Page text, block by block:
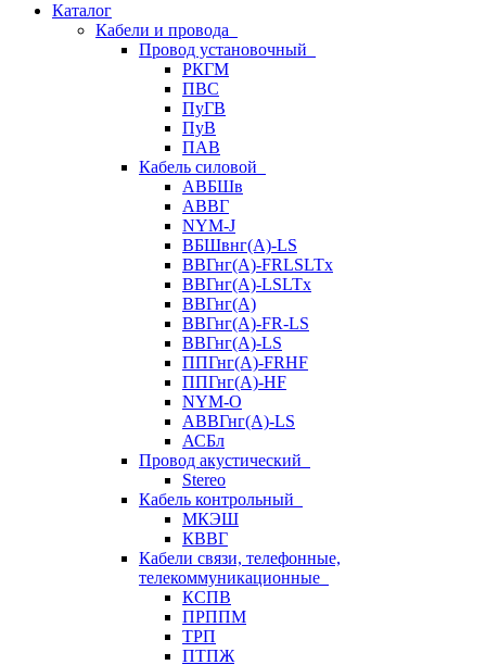
Каталог
Кабели и провода
Провод установочный
РКГМ
ПВС
ПуГВ
ПуВ
ПАВ
Кабель силовой
АВБШв
АВВГ
NYM-J
ВБШвнг(А)-LS
ВВГнг(A)-FRLSLTx
ВВГнг(A)-LSLTx
ВВГнг(А)
ВВГнг(А)-FR-LS
ВВГнг(А)-LS
ППГнг(А)-FRHF
ППГнг(А)-HF
NYM-O
АВВГнг(А)-LS
АСБл
Провод акустический
Stereo
Кабель контрольный
МКЭШ
КВВГ
Кабели связи, телефонные,
телекоммуникационные
КСПВ
ПРППМ
ТРП
ПТПЖ